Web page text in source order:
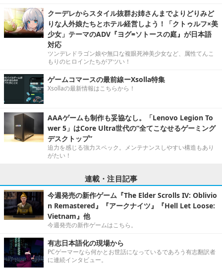
クーデレからスタイル抜群お姉さんまでよりどりみど
りな人外娘たちとホテル経営しよう！「クトゥルフ×美
少女」テーマのADV『ヨグ=ソトースの庭』が日本語
対応
ツンデレドラゴン娘や無口な複眼死神美少女など、属性てんこ
もりのヒロインたちがアツい！
ゲームコマースの最前線ーXsolla特集
Xsollaの最新情報はこちらから！
AAAゲームも制作も妥協なし。「Lenovo Legion To
wer 5」はCore Ultra世代の“全てこなせるゲーミング
デスクトップ”
迫力を感じる強力スペック。メンテナンスしやすい構造もあり
がたい！
連載・注目記事
今週発売の新作ゲーム『The Elder Scrolls IV: Oblivio
n Remastered』『アークナイツ』『Hell Let Loose:
Vietnam』他
今週発売の新作ゲームはこちら。
有志日本語化の現場から
PCゲーマーなら何かとお世話になっているであろう有志翻訳者
に連続インタビュー。